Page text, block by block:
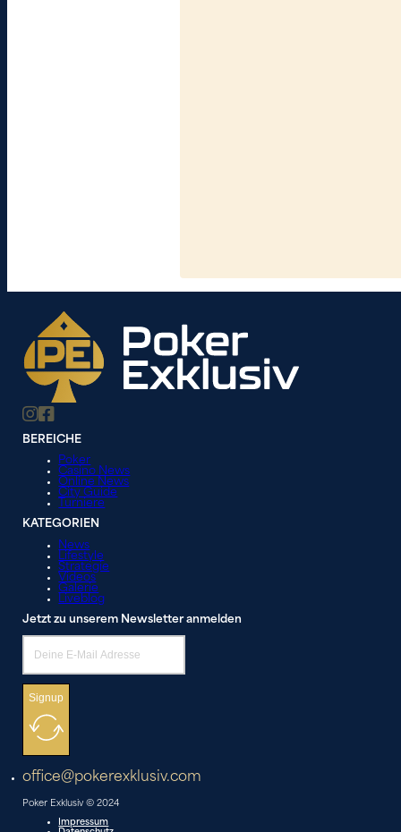
BEREICHE
Poker
Casino News
Online News
City Guide
Turniere
KATEGORIEN
News
Lifestyle
Strategie
Videos
Galerie
Liveblog
Jetzt zu unserem Newsletter anmelden
Signup
office@pokerexklusiv.com
Poker Exklusiv © 2024
Impressum